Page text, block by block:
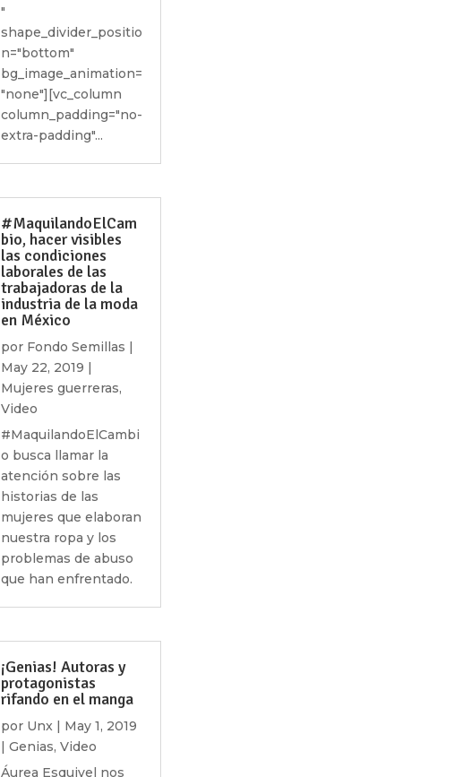
"
shape_divider_positio
n="bottom"
bg_image_animation=
"none"][vc_column
column_padding="no-
extra-padding"...
#MaquilandoElCam
bio, hacer visibles
las condiciones
laborales de las
trabajadoras de la
industria de la moda
en México
por Fondo Semillas |
May 22, 2019 |
Mujeres guerreras,
Video
#MaquilandoElCambi
o busca llamar la
atención sobre las
historias de las
mujeres que elaboran
nuestra ropa y los
problemas de abuso
que han enfrentado.
¡Genias! Autoras y
protagonistas
rifando en el manga
por Unx| May 1, 2019
| Genias, Video
Áurea Esquivel nos